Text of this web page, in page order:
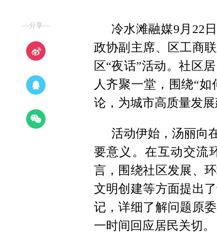
—分享—
冷水滩融媒9月22
政协副主席、区工商
区“夜话”活动。社区
人齐聚一堂，围绕“
论，为城市高质量发
活动伊始，汤丽向
要意义。在互动交流
言，围绕社区发展、
文明创建等方面提出
记，详细了解问题原委
一时间回应居民关切。